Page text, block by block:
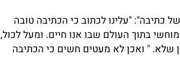
כתיבה": "עלינו לכתוב כי הכתיבה טובה
בתוך העולם שבו אנו חיים. ומעל לכול,
שלא. " ואכן לא מעטים חשים כי הכתיבה